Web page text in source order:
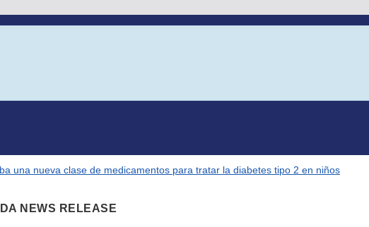
una nueva clase de medicamentos para tratar la diabetes tipo 2 en niños
NEWS RELEASE